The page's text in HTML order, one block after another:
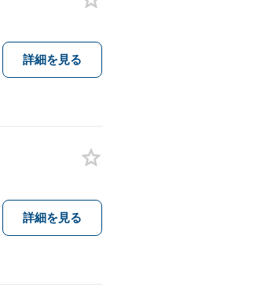
詳細を見る
詳細を見る